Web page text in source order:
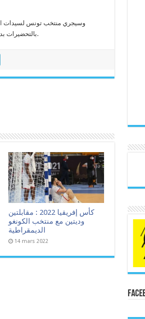
وسيجري منتخب تونس لسيدات
بالتحضيرات بداية من يوم 18 أفريل المقبل، على أن يكون التحول إلى الكاميرون يوم 8 جوان.
كأس إفريقيا 2022 : مقابلتين
وديتين مع منتخب الكونغو
الديمقراطية
14 mars 2022